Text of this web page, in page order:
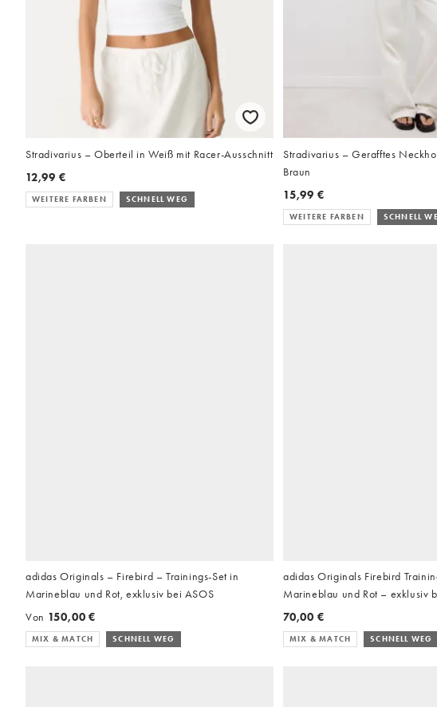
Stradivarius – Oberteil in Weiß mit Racer-Ausschnitt
12,99 €
WEITERE FARBEN SCHNELL WEG
Stradivarius – Gerafftes
Braun
15,99 €
WEITERE FARBEN SCHNELL
adidas Originals – Firebird – Trainings-Set in
Marineblau und Rot, exklusiv bei ASOS
Von 150,00 €
MIX & MATCH SCHNELL WEG
adidas Originals Firebird
Marineblau und Rot – exklusiv
70,00 €
MIX & MATCH SCHNELL WEG